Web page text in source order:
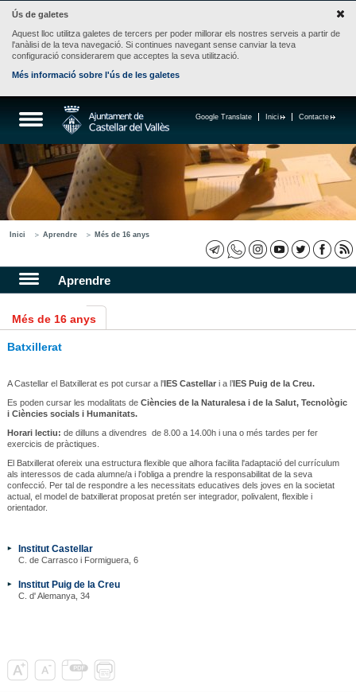
Ús de galetes
Aquest lloc utilitza galetes de tercers per poder millorar els nostres serveis a partir de
l'anàlisi de la teva navegació. Si continues navegant sense canviar la teva
configuració considerarem que acceptes la seva utilització.
Més informació sobre l'ús de les galetes
Contacte
Inici
Google Translate
Inici Aprendre Més de 16 anys
Aprendre
Més de 16 anys
Batxillerat
A Castellar el Batxillerat es pot cursar a l'IES Castellari a l’IES Puig de la Creu.
Es poden cursar les modalitats de Ciències de la Naturalesa i de la Salut, Tecnològic
i Ciències socials i Humanitats.
Horari lectiu: de dilluns a divendres de 8.00 a 14.00h i una o més tardes per fer
exercicis de pràctiques.
El Batxillerat ofereix una estructura flexible que alhora facilita l'adaptació del currículum
als interessos de cada alumne/a i l'obliga a prendre la responsabilitat de la seva
confecció. Per tal de respondre a les necessitats educatives dels joves en la societat
actual, el model de batxillerat proposat pretén ser integrador, polivalent, flexible i
orientador.
Institut Castellar
C. de Carrasco i Formiguera, 6
Institut Puig de la Creu
C. d' Alemanya, 34